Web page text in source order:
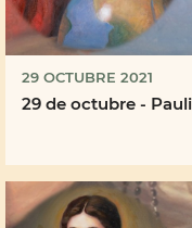
29 OCTUBRE 2021
29 de octubre -